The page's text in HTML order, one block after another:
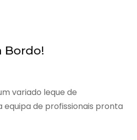
Bordo!
variado leque de
de profissionais pronta